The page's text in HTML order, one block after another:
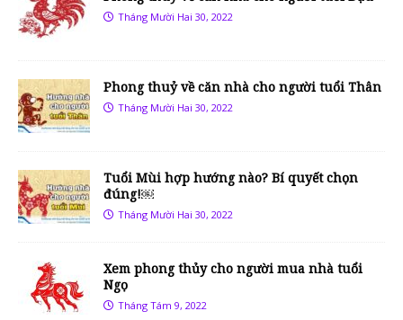
Tháng Mười Hai 30, 2022
Phong thuỷ về căn nhà cho người tuổi Thân
Tháng Mười Hai 30, 2022
Tuổi Mùi hợp hướng nào? Bí quyết chọn
đúng!￼
Tháng Mười Hai 30, 2022
Xem phong thủy cho người mua nhà tuổi
Ngọ
Tháng Tám 9, 2022